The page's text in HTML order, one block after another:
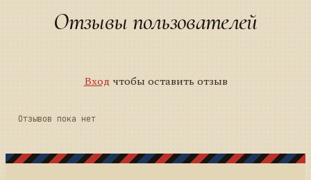
Отзывы пользователей
Вход чтобы оставить отзыв
Отзывов пока нет